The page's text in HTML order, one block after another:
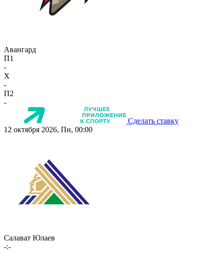
Авангард
П1
-
X
-
П2
-
Сделать ставку
12 октября 2026, Пн, 00:00
Салават Юлаев
-:-